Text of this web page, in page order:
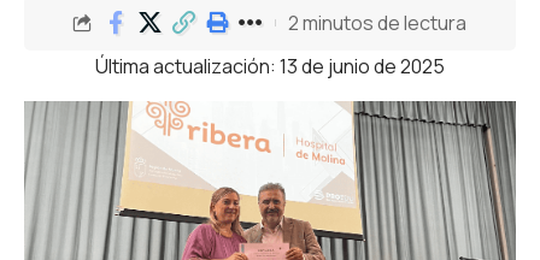
Última actualización: 13 de junio de 2025
2 minutos de lectura